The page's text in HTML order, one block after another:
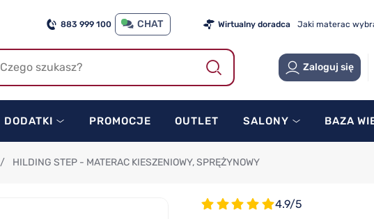
883 999 100 CHAT Wirtualny doradca Jaki materac
Zaloguj się
DODATKI PROMOCJE OUTLET SALONY BAZA
/ HILDING STEP - MATERAC KIESZENIOWY, SPRĘŻYNOWY
4.9/5